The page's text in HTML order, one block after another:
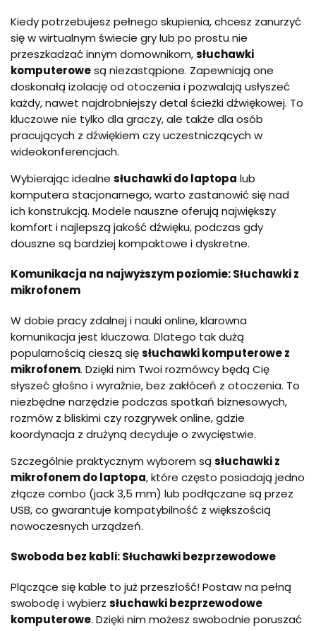
Kiedy potrzebujesz pełnego skupienia, chcesz zanurzyć
się w wirtualnym świecie gry lub po prostu nie
przeszkadzać innym domownikom,słuchawki
komputerowesą niezastąpione. Zapewniają one
doskonałą izolację od otoczenia i pozwalają usłyszeć
każdy, nawet najdrobniejszy detal ścieżki dźwiękowej. To
kluczowe nie tylko dla graczy, ale także dla osób
pracujących z dźwiękiem czy uczestniczących w
wideokonferencjach.
Wybierając idealne słuchawki do laptopa lub
komputera stacjonarnego, warto zastanowić się nad
ich konstrukcją. Modele nauszne oferują największy
komfort i najlepszą jakość dźwięku, podczas gdy
douszne są bardziej kompaktowe i dyskretne.
Komunikacja na najwyższym poziomie: Słuchawki z
mikrofonem
W dobie pracy zdalnej i nauki online, klarowna
komunikacja jest kluczowa. Dlatego tak dużą
popularnością cieszą sięsłuchawki komputerowe z
mikrofonem. Dzięki nim Twoi rozmówcy będą Cię
słyszeć głośno i wyraźnie, bez zakłóceń z otoczenia. To
niezbędne narzędzie podczas spotkań biznesowych,
rozmów z bliskimi czy rozgrywek online, gdzie
koordynacja z drużyną decyduje o zwycięstwie.
Szczególnie praktycznym wyborem są słuchawki z
mikrofonem do laptopa, które często posiadają jedno
złącze combo (jack 3,5 mm) lub podłączane są przez
USB, co gwarantuje kompatybilność z większością
nowoczesnych urządzeń.
Swoboda bez kabli: Słuchawki bezprzewodowe
Plączące się kable to już przeszłość! Postaw na pełną
swobodę i wybierz słuchawki bezprzewodowe
komputerowe. Dzięki nim możesz swobodnie poruszać